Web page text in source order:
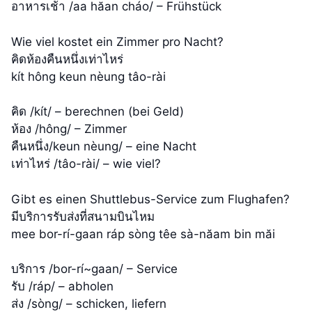
อาหารเช้า /aa hăan cháo/ – Frühstück
Wie viel kostet ein Zimmer pro Nacht?
คิดห้องคืนหนึ่งเท่าไหร่
kít hông keun nèung tâo-​rài
คิด /kít/ – berechnen (bei Geld)
ห้อง /hông/ – Zimmer
คืนหนึ่ง/keun nèung/ – eine Nacht
เท่าไหร่ /tâo-​rài/ – wie viel?
Gibt es einen Shuttlebus-Service zum Flughafen?
มีบริการรับส่งที่สนามบินไหม
mee bor-rí-gaan ráp sòng têe sà-năam bin măi
บริการ /bor-​rí~​gaan/ – Service
รับ /ráp/ – abholen
ส่ง /sòng/ – schicken, liefern